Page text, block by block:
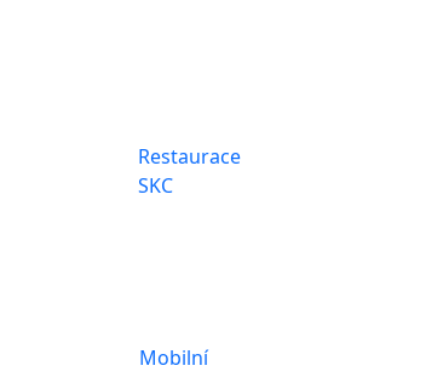
Restaurace
SKC
Mobilní